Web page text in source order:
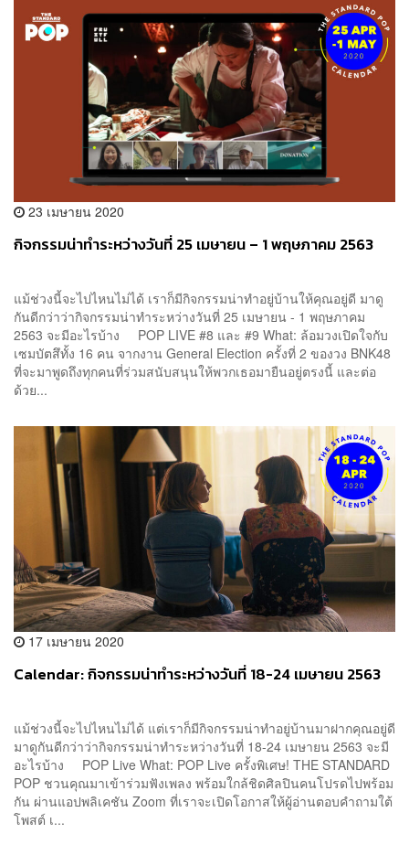
23 เมษายน 2020
กิจกรรมน่าทำระหว่างวันที่ 25 เมษายน – 1 พฤษภาคม 2563
แม้ช่วงนี้จะไปไหนไม่ได้ เราก็มีกิจกรรมน่าทำอยู่บ้านให้คุณอยู่ดี มาดู
กันดีกว่าว่ากิจกรรมน่าทำระหว่างวันที่ 25 เมษายน - 1 พฤษภาคม
2563 จะมีอะไรบ้าง POP LIVE #8 และ #9 What: ล้อมวงเปิดใจกับ
เซมบัตสึทั้ง 16 คน จากงาน General Election ครั้งที่ 2 ของวง BNK48
ที่จะมาพูดถึงทุกคนที่ร่วมสนับสนุนให้พวกเธอมายืนอยู่ตรงนี้ และต่อ
ด้วย...
17 เมษายน 2020
Calendar: กิจกรรมน่าทำระหว่างวันที่ 18-24 เมษายน 2563
แม้ช่วงนี้จะไปไหนไม่ได้ แต่เราก็มีกิจกรรมน่าทำอยู่บ้านมาฝากคุณอยู่ดี
มาดูกันดีกว่าว่ากิจกรรมน่าทำระหว่างวันที่ 18-24 เมษายน 2563 จะมี
อะไรบ้าง POP Live What: POP Live ครั้งพิเศษ! THE STANDARD
POP ชวนคุณมาเข้าร่วมฟังเพลง พร้อมใกล้ชิดศิลปินคนโปรดไปพร้อม
กัน ผ่านแอปพลิเคชัน Zoom ที่เราจะเปิดโอกาสให้ผู้อ่านตอบคำถามใต้
โพสต์ เ...